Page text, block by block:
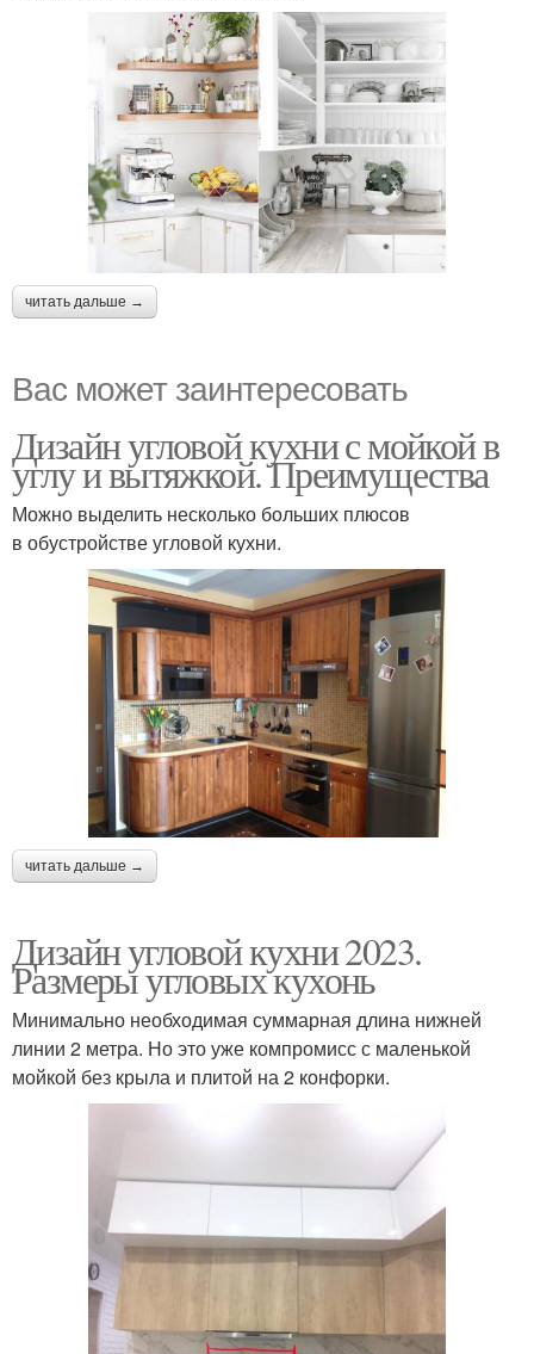
читать дальше →
Вас может заинтересовать
Дизайн угловой кухни с мойкой в
углу и вытяжкой. Преимущества
Можно выделить несколько больших плюсов
в обустройстве угловой кухни.
читать дальше →
Дизайн угловой кухни 2023.
Размеры угловых кухонь
Минимально необходимая суммарная длина нижней
линии 2 метра. Но это уже компромисс с маленькой
мойкой без крыла и плитой на 2 конфорки.